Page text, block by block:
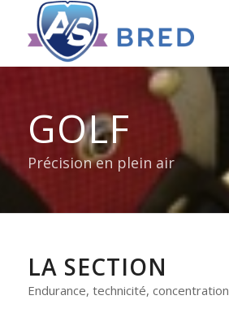
GOLF
Précision en plein air
LA SECTION
Endurance, technicité, concentration